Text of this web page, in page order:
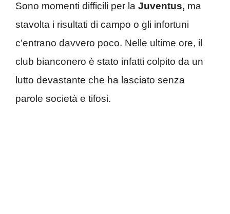
Sono momenti difficili per la Juventus, ma
stavolta i risultati di campo o gli infortuni
c’entrano davvero poco. Nelle ultime ore, il
club bianconero è stato infatti colpito da un
lutto devastante che ha lasciato senza
parole società e tifosi.